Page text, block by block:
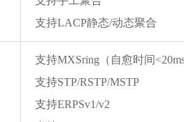
支持LACP静态/动态聚合
支持MXSring（自愈时间
支持STP/RSTP/MSTP
支持ERPSv1/v2